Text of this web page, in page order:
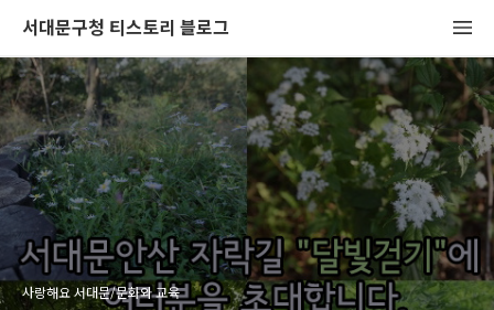
서대문구청 티스토리 블로그
사랑해요 서대문/문화와 교육